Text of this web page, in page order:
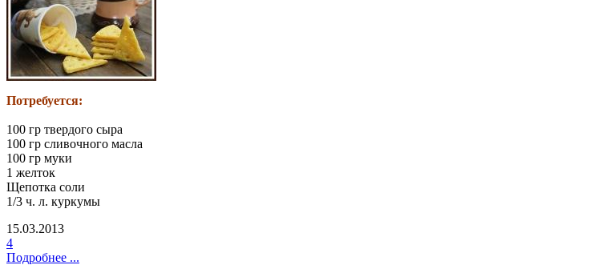
Потребуется:
100 гр твердого сыра
100 гр сливочного масла
100 гр муки
1 желток
Щепотка соли
1/3 ч. л. куркумы
15.03.2013
4
Подробнее ...